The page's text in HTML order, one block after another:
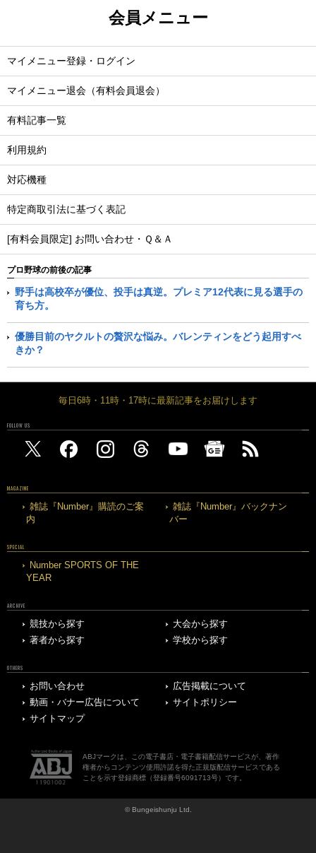
会員メニュー
マイメニュー登録・ログイン
マイメニュー退会（有料会員退会）
有料記事一覧
利用規約
対応機種
特定商取引法に基づく表記
[有料会員限定] お問い合わせ・Ｑ＆Ａ
プロ野球の前後の記事
野手は高校卒が優位、投手は真逆。プレミア12代表に見る選手の
育ち方。
優勝目前のヤクルトの贅沢な悩み。バレンティンをどう起用すべ
きか？
毎日6時・11時・17時に最新記事をお届けします
FOLLOW US
MAGAZINE
雑誌『Number』購読のご案
内
雑誌『Number』バックナン
バー
SPECIAL
Number SPORTS OF THE
YEAR
ARCHIVE
競技から探す
大会から探す
著者から探す
学校から探す
OTHERS
お問い合わせ
広告掲載について
動画・バナー広告について
サイトポリシー
サイトマップ
ABJマークは、この電子書店・電子書籍配信サービスが、著作
権者からコンテンツ使用許諾を得た正規版配信サービスである
ことを示す登録商標（登録番号6091713号）です。
© Bungeishunju Ltd.